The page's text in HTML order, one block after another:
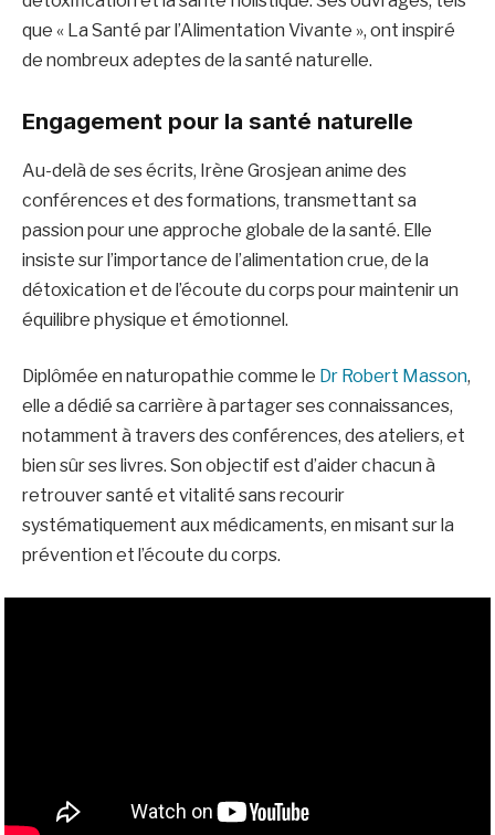
que « La Santé par l’Alimentation Vivante », ont inspiré
de nombreux adeptes de la santé naturelle.
Engagement pour la santé naturelle
Au-delà de ses écrits, Irène Grosjean anime des
conférences et des formations, transmettant sa
passion pour une approche globale de la santé. Elle
insiste sur l’importance de l’alimentation crue, de la
détoxication et de l’écoute du corps pour maintenir un
équilibre physique et émotionnel.
Diplômée en naturopathie comme le Dr Robert Masson,
elle a dédié sa carrière à partager ses connaissances,
notamment à travers des conférences, des ateliers, et
bien sûr ses livres. Son objectif est d’aider chacun à
retrouver santé et vitalité sans recourir
systématiquement aux médicaments, en misant sur la
prévention et l’écoute du corps.